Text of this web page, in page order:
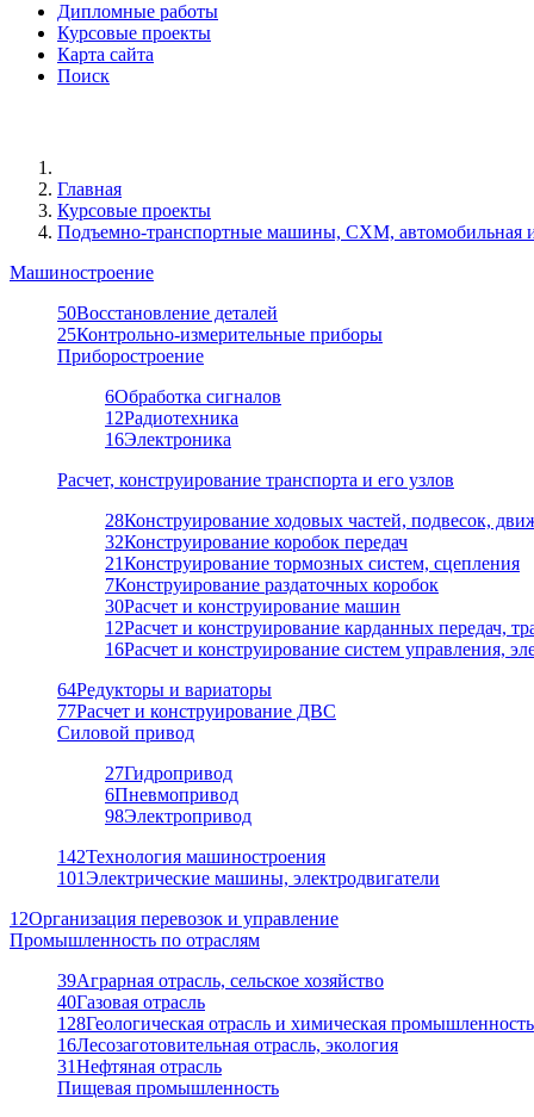
Дипломные работы
Курсовые проекты
Карта сайта
Поиск
Главная
Курсовые проекты
Подъемно-транспортные машины, СХМ, автомобильная и
Машиностроение
50Восстановление деталей
25Контрольно-измерительные приборы
Приборостроение
6Обработка сигналов
12Радиотехника
16Электроника
Расчет, конструирование транспорта и его узлов
28Конструирование ходовых частей, подвесок,
32Конструирование коробок передач
21Конструирование тормозных систем, сцепления
7Конструирование раздаточных коробок
30Расчет и конструирование машин
12Расчет и конструирование карданных передач,
16Расчет и конструирование систем управления,
64Редукторы и вариаторы
77Расчет и конструирование ДВС
Силовой привод
27Гидропривод
6Пневмопривод
98Электропривод
142Технология машиностроения
101Электрические машины, электродвигатели
12Организация перевозок и управление
Промышленность по отраслям
39Аграрная отрасль, сельское хозяйство
40Газовая отрасль
128Геологическая отрасль и химическая промышленность
16Лесозаготовительная отрасль, экология
31Нефтяная отрасль
Пищевая промышленность